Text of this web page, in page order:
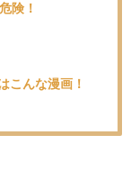
険！
こんな漫画！